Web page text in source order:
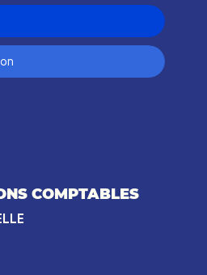
COMPTABLES